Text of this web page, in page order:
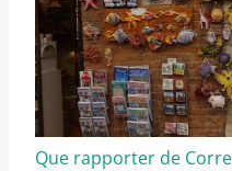
Que rapporter de